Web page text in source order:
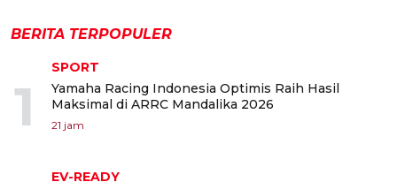
BERITA TERPOPULER
1
SPORT
Yamaha Racing Indonesia Optimis Raih Hasil
Maksimal di ARRC Mandalika 2026
21 jam
EV-READY